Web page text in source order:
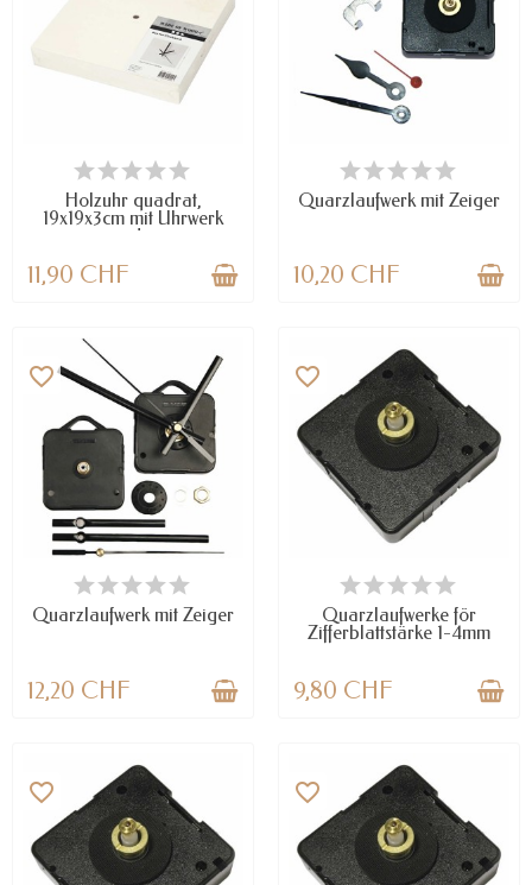
VERFÜGBAR
Holzuhr quadrat,
19x19x3cm mit Uhrwerk
und...
11,90 CHF
NUR NOCH WENIGE TEILE
VERFÜGBAR
Quarzlaufwerk mit Zeiger
10,20 CHF
VERFÜGBAR
favorite_border
Quarzlaufwerk mit Zeiger
12,20 CHF
VERFÜGBAR
favorite_border
Quarzlaufwerke för
Zifferblattstärke 1-4mm
9,80 CHF
favorite_border favorite_border